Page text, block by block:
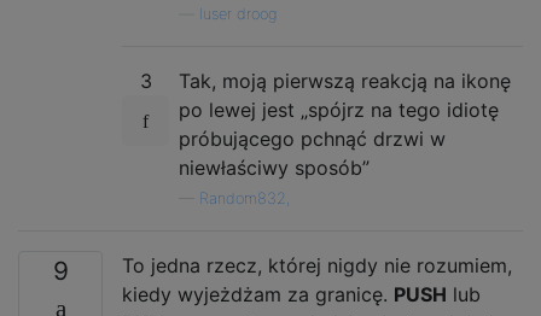
luser droog
3
Tak, moją pierwszą reakcją na ikonę
po lewej jest „spójrz na tego idiotę
próbującego pchnąć drzwi w
niewłaściwy sposób”
Random832,
9
To jedna rzecz, której nigdy nie rozumiem,
kiedy wyjeżdżam za granicę. PUSH lub